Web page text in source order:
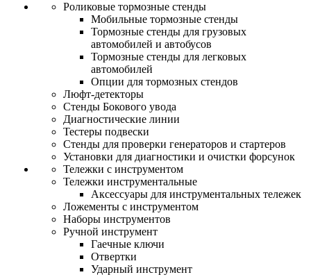
Роликовые тормозные стенды
Мобильные тормозные стенды
Тормозные стенды для грузовых
автомобилей и автобусов
Тормозные стенды для легковых
автомобилей
Опции для тормозных стендов
Люфт-детекторы
Стенды Бокового увода
Диагностические линии
Тестеры подвески
Стенды для проверки генераторов и стартеров
Установки для диагностики и очистки форсунок
Тележки с инструментом
Тележки инструментальные
Аксессуары для инструментальных тележек
Ложементы с инструментом
Наборы инструментов
Ручной инструмент
Гаечные ключи
Отвертки
Ударный инструмент